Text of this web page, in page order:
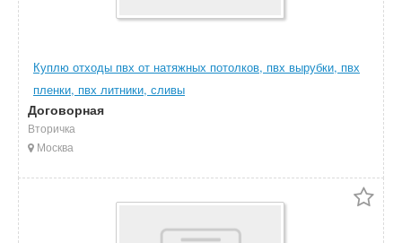
Куплю отходы пвх от натяжных потолков, пвх вырубки, пвх
пленки, пвх литники, сливы
Договорная
Вторичка
Москва